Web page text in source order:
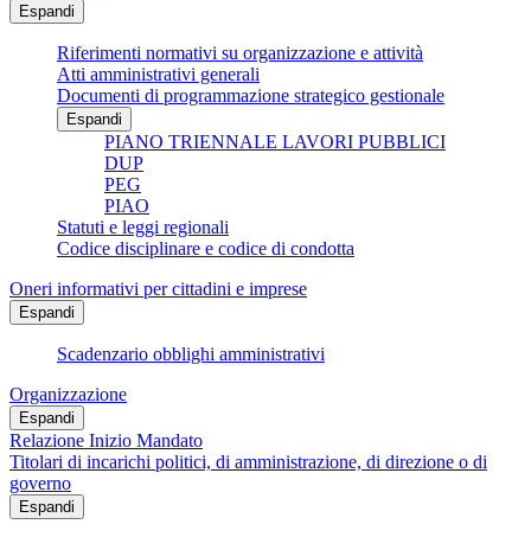
Espandi
Riferimenti normativi su organizzazione e attività
Atti amministrativi generali
Documenti di programmazione strategico gestionale
Espandi
PIANO TRIENNALE LAVORI PUBBLICI
DUP
PEG
PIAO
Statuti e leggi regionali
Codice disciplinare e codice di condotta
Oneri informativi per cittadini e imprese
Espandi
Scadenzario obblighi amministrativi
Organizzazione
Espandi
Relazione Inizio Mandato
Titolari di incarichi politici, di amministrazione, di direzione o di
governo
Espandi